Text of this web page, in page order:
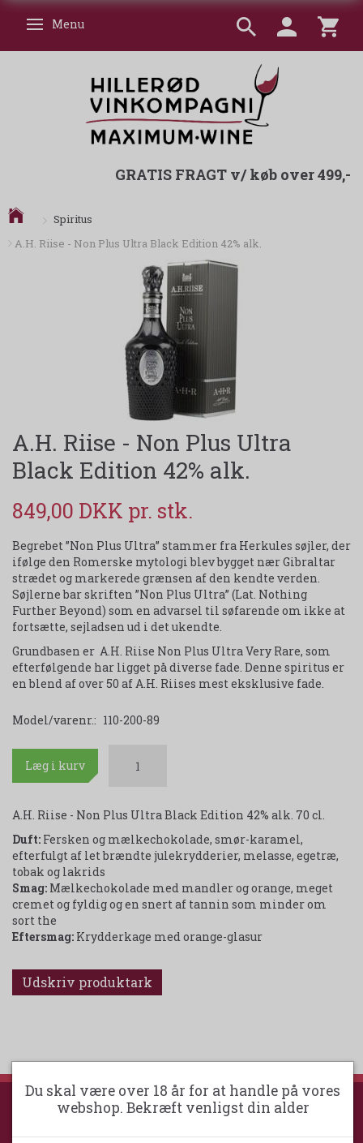
Skifte navigation
Menu
GRATIS FRAGT v/ køb over 499,-
Spiritus
A.H. Riise - Non Plus Ultra Black Edition 42% alk.
A.H. Riise - Non Plus Ultra
Black Edition 42% alk.
849,00 DKK
Begrebet ”Non Plus Ultra” stammer fra Herkules søjler, der
ifølge den Romerske mytologi blev bygget nær Gibraltar
strædet og markerede grænsen af den kendte verden.
Søjlerne bar skriften ”Non Plus Ultra” (Lat. Nothing
Further Beyond) som en advarsel til søfarende om ikke at
fortsætte, sejladsen ud i det ukendte.
Grundbasen er A.H. Riise Non Plus Ultra Very Rare, som
efterfølgende har ligget på diverse fade. Denne spiritus er
en blend af over 50 af A.H. Riises mest eksklusive fade.
Model/varenr.: 110-200-89
Læg i kurv
A.H. Riise - Non Plus Ultra Black Edition 42% alk. 70 cl.
Duft: Fersken og mælkechokolade, smør-karamel,
efterfulgt af let brændte julekrydderier, melasse, egetræ,
tobak og lakrids
Smag: Mælkechokolade med mandler og orange, meget
cremet og fyldig og en snert af tannin som minder om
sort the
Eftersmag: Krydderkage med orange-glasur
Udskriv produktark
Du skal være over 18 år for at handle på vores
webshop. Bekræft venligst din alder